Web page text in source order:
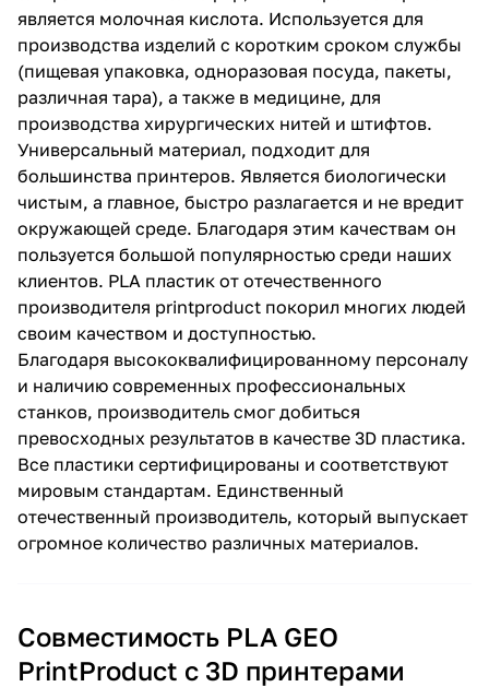
является молочная кислота. Используется для
производства изделий с коротким сроком службы
(пищевая упаковка, одноразовая посуда, пакеты,
различная тара), а также в медицине, для
производства хирургических нитей и штифтов.
Универсальный материал, подходит для
большинства принтеров. Является биологически
чистым, а главное, быстро разлагается и не вредит
окружающей среде. Благодаря этим качествам он
пользуется большой популярностью среди наших
клиентов. PLA пластик от отечественного
производителя printproduct покорил многих людей
своим качеством и доступностью.
Благодаря высококвалифицированному персоналу
и наличию современных профессиональных
станков, производитель смог добиться
превосходных результатов в качестве 3D пластика.
Все пластики сертифицированы и соответствуют
мировым стандартам. Единственный
отечественный производитель, который выпускает
огромное количество различных материалов.
Совместимость PLA GEO
PrintProduct c 3D принтерами